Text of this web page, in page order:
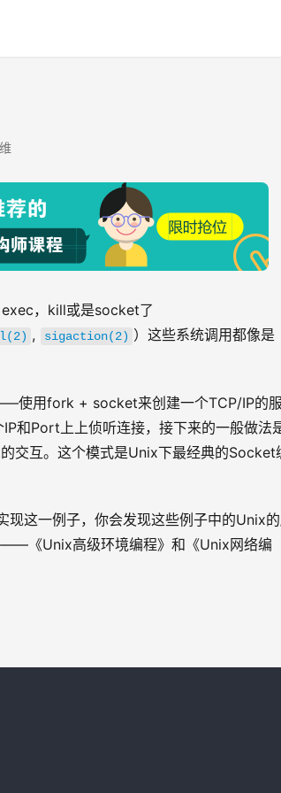
，kill或是socket了
, sigaction(2) ）这些系统调用都像是
使用fork + socket来创建一个TCP/IP的
和Port上上侦听连接，接下来的一般做法
交互。这个模式是Unix下最经典的Socket
这一例子，你会发现这些例子中的Unix
——《Unix高级环境编程》和《Unix网络编